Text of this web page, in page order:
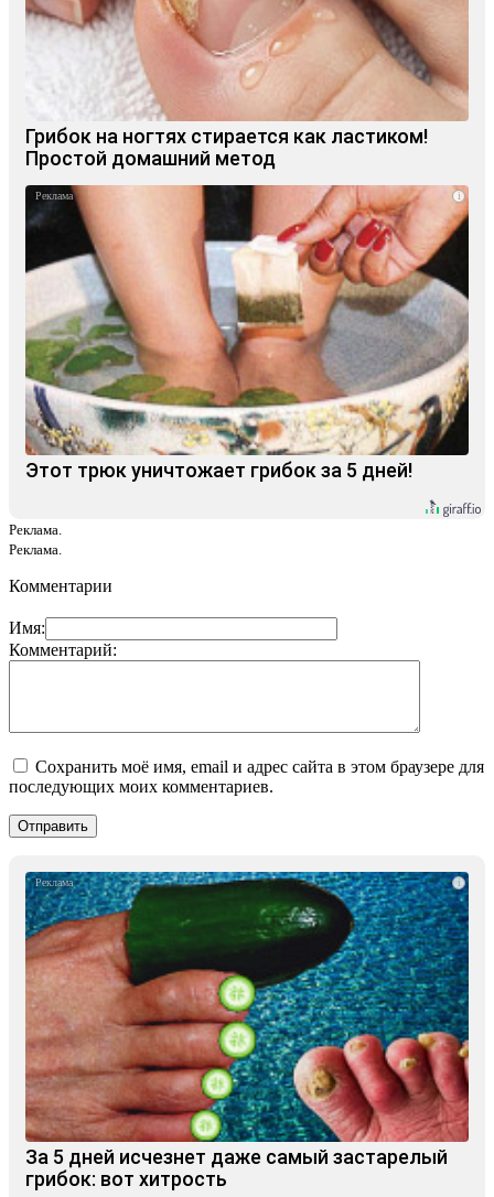
Грибок на ногтях стирается как ластиком!
Простой домашний метод
i
Этот трюк уничтожает грибок за 5 дней!
Реклама.
Реклама.
Комментарии
Имя:
Комментарий:
Сохранить моё имя, email и адрес сайта в этом браузере для
последующих моих комментариев.
i
За 5 дней исчезнет даже самый застарелый
грибок: вот хитрость